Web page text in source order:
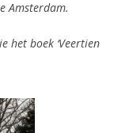
Amsterdam.
het boek ‘Veertien